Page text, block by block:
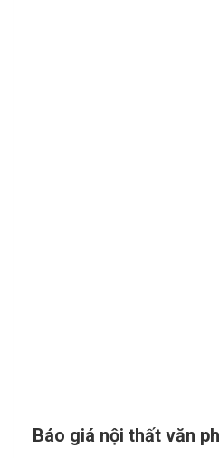
Báo giá nội thất văn